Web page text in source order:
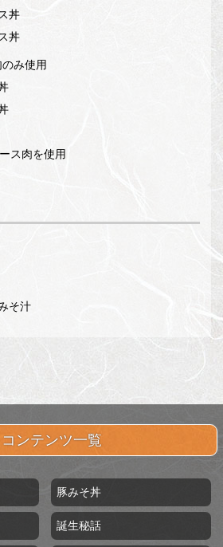
丼
丼
み使用
ス肉を使用
そ汁
コンテンツ一覧
豚みそ丼
誕生秘話